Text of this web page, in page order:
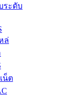
ระดับ
ล่
น็ต